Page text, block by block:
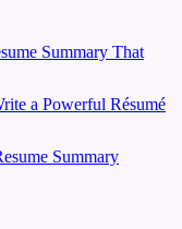
Summary That
a Powerful Résumé
Summary